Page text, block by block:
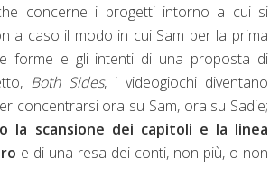
concerne i progetti intorno a cui si
a caso il modo in cui Sam per la prima
forme e gli intenti di una proposta di
Both Sides, i videogiochi diventano
concentrarsi ora su Sam, ora su Sadie;
la scansione dei capitoli e la linea
e di una resa dei conti, non più, o non